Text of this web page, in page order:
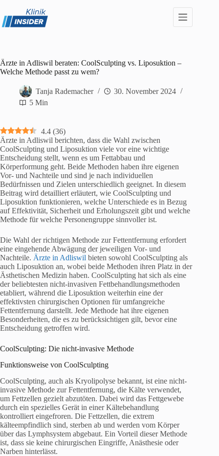
springen
Ärzte in Adliswil beraten: CoolSculpting vs. Liposuktion –
Welche Methode passt zu wem?
Tanja Rademacher
30. November 2024
5 Min
4.4 (36)
Ärzte in Adliswil berichten, dass die Wahl zwischen
CoolSculpting und Liposuktion viele vor eine wichtige
Entscheidung stellt, wenn es um Fettabbau und
Körperformung geht. Beide Methoden haben ihre eigenen
Vor- und Nachteile und sind je nach individuellen
Bedürfnissen und Zielen unterschiedlich geeignet. In diesem
Beitrag wird detailliert erläutert, wie CoolSculpting und
Liposuktion funktionieren, welche Unterschiede es in Bezug
auf Effektivität, Sicherheit und Erholungszeit gibt und welche
Methode für welche Personengruppe sinnvoller ist.
Die Wahl der richtigen Methode zur Fettentfernung erfordert
eine eingehende Abwägung der jeweiligen Vor- und
Nachteile. Ärzte in Adliswil bieten sowohl CoolSculpting als
auch Liposuktion an, wobei beide Methoden ihren Platz in der
Ästhetischen Medizin haben. CoolSculpting hat sich als eine
der beliebtesten nicht-invasiven Fettbehandlungsmethoden
etabliert, während die Liposuktion weiterhin eine der
effektivsten chirurgischen Optionen für umfangreiche
Fettentfernung darstellt. Jede Methode hat ihre eigenen
Besonderheiten, die es zu berücksichtigen gilt, bevor eine
Entscheidung getroffen wird.
CoolSculpting: Die nicht-invasive Methode
Funktionsweise von CoolSculpting
CoolSculpting, auch als Kryolipolyse bekannt, ist eine nicht-
invasive Methode zur Fettentfernung, die Kälte verwendet,
um Fettzellen gezielt abzutöten. Dabei wird das Fettgewebe
durch ein spezielles Gerät in einer Kältebehandlung
kontrolliert eingefroren. Die Fettzellen, die extrem
kälteempfindlich sind, sterben ab und werden vom Körper
über das Lymphsystem abgebaut. Ein Vorteil dieser Methode
ist, dass sie keine chirurgischen Eingriffe, Anästhesie oder
Narben hinterlässt.